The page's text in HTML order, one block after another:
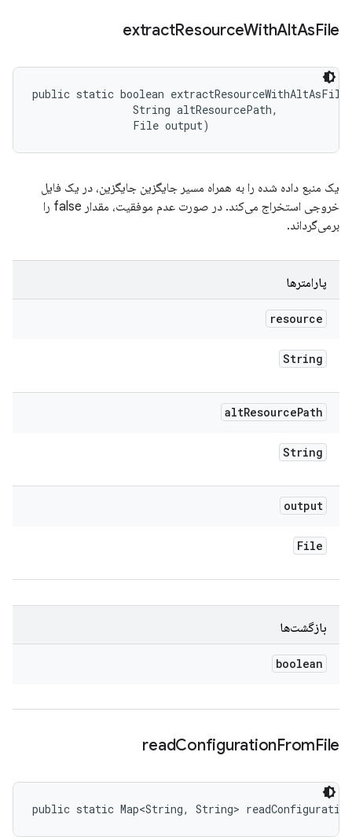
extractResourceWithAltAsFile
public static boolean
                String altResourcePath,
                File output)
یک منبع داده شده را به همراه مسیر جایگزین جایگزین، در یک فایل
خروجی استخراج می‌کند. در صورت عدم موفقیت، مقدار false را
برمی‌گرداند.
پارامترها
resource
String
altResourcePath
String
output
File
بازگشت‌ها
boolean
readConfigurationFromFile
public static Map<String, String>